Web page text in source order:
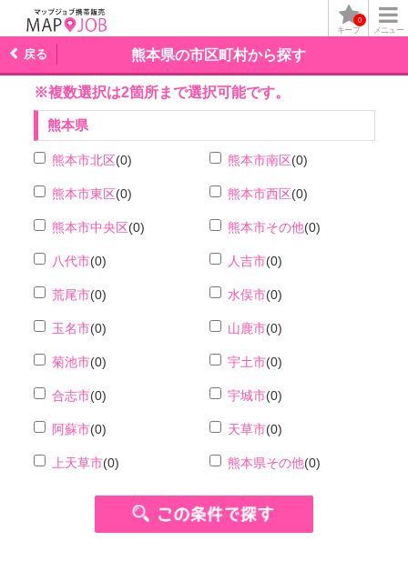
メニュー
キープ
0
熊本県の市区町村から探す
戻る
※複数選択は2箇所まで選択可能です。
熊本県
熊本市北区(0) 熊本市南区(0)
熊本市東区(0) 熊本市西区(0)
熊本市中央区(0) 熊本市その他(0)
八代市(0) 人吉市(0)
荒尾市(0) 水俣市(0)
玉名市(0) 山鹿市(0)
菊池市(0) 宇土市(0)
合志市(0) 宇城市(0)
阿蘇市(0) 天草市(0)
上天草市(0) 熊本県その他(0)